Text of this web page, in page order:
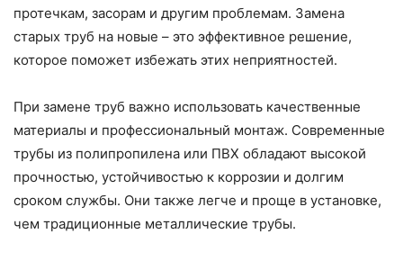
протечкам, засорам и другим проблемам. Замена
старых труб на новые – это эффективное решение,
которое поможет избежать этих неприятностей.
При замене труб важно использовать качественные
материалы и профессиональный монтаж. Современные
трубы из полипропилена или ПВХ обладают высокой
прочностью, устойчивостью к коррозии и долгим
сроком службы. Они также легче и проще в установке,
чем традиционные металлические трубы.